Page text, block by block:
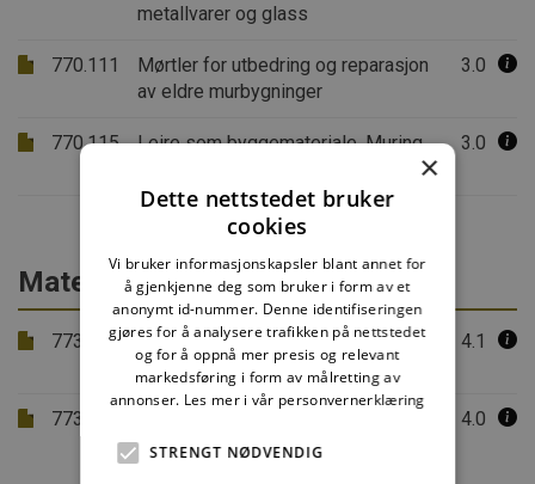
metallvarer og glass
770.111
Mørtler for utbedring og reparasjon
av eldre murbygninger
3.0
770.115
Leire som byggemateriale. Muring,
3.0
Materialer med spesiell funksjon
773.340
Asbest i bygninger. Forekomst og
påvisning
4.1
773.341 4.0
×
Dette nettstedet bruker
cookies
Vi bruker informasjonskapsler blant annet for
å gjenkjenne deg som bruker i form av et
anonymt id-nummer. Denne identifiseringen
gjøres for å analysere trafikken på nettstedet
og for å oppnå mer presis og relevant
markedsføring i form av målretting av
annonser. Les mer i vår personvernerklæring
STRENGT NØDVENDIG